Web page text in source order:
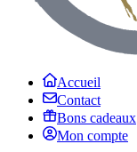
Accueil
Contact
Bons cadeaux
Mon compte